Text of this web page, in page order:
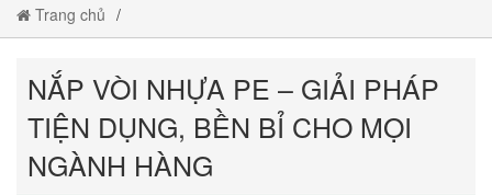
Trang chủ
NẮP VÒI NHỰA PE – GIẢI PHÁP
TIỆN DỤNG, BỀN BỈ CHO MỌI
NGÀNH HÀNG